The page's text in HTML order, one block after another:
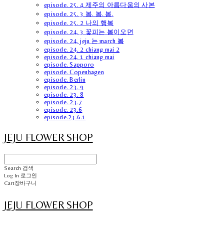
episode. 25. 4 제주의 아름다움의 사본
episode. 25. 3 봄. 봄. 봄.
episode. 25. 2 나의 행복
episode. 24. 3 꽃피는 봄이오면
episode. 24. jeju 는 march 봄
episode. 24. 2 chiang mai 2
episode. 24. 1 chiang mai
episode. Sapporo
episode. Copenhagen
episode. Berlin
episode. 23. 9
episode. 23. 8
episode. 23.7
episode. 23.6
episode.23.6.1
JEJU FLOWER SHOP
Search 검색
Log In 로그인
Cart장바구니
JEJU FLOWER SHOP